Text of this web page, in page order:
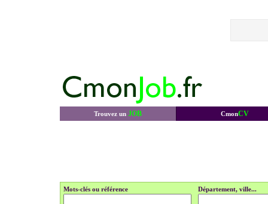
Trouvez un JOB CmonCV
Mots-clés ou référence Département, ville...